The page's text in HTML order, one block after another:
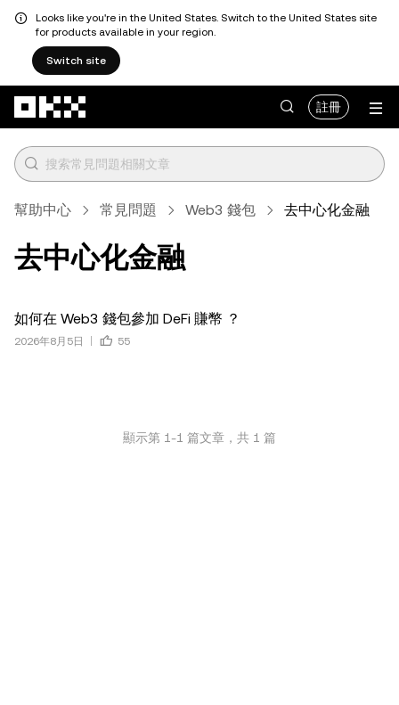
Looks like you're in the United States. Switch to the United States site
for products available in your region.
Switch site
註冊
幫助中心 常見問題 Web3 錢包 去中心化金融
去中心化金融
如何在 Web3 錢包參加 DeFi 賺幣 ？
2026年8月5日 55
顯示第 1-1 篇文章，共 1 篇